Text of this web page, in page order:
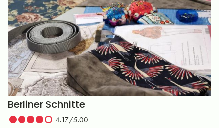
Berliner Schnitte
4.17/5.00